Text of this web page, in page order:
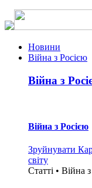
Новини
Війна з Росією
Війна з
Війна з Росією
Зруйнувати
світу
Статті • Війна